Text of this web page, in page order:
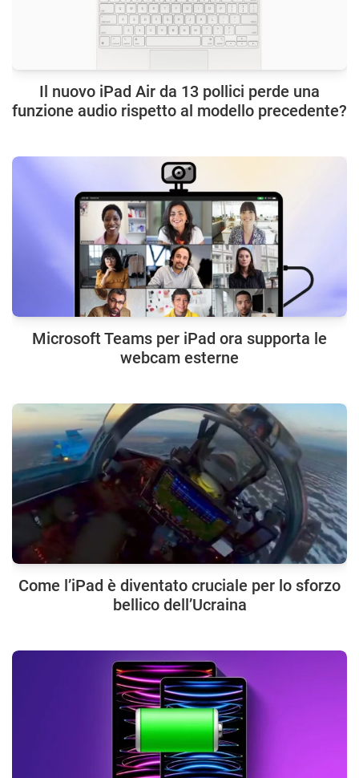
Il nuovo iPad Air da 13 pollici perde una
funzione audio rispetto al modello precedente?
Microsoft Teams per iPad ora supporta le
webcam esterne
Come l’iPad è diventato cruciale per lo sforzo
bellico dell’Ucraina